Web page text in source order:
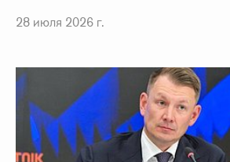
28 июля 2026 г.